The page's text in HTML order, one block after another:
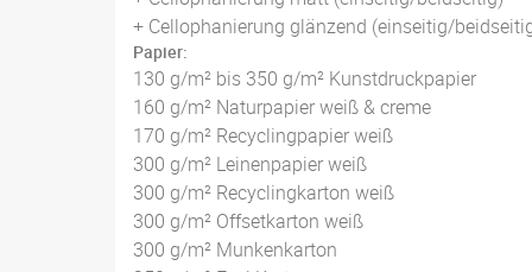
+ Cellophanierung glänzend (einseitig/
Papier:
130 g/m² bis 350 g/m² Kunstdruckpapier
160 g/m² Naturpapier weiß & creme
170 g/m² Recyclingpapier weiß
300 g/m² Leinenpapier weiß
300 g/m² Recyclingkarton weiß
300 g/m² Offsetkarton weiß
300 g/m² Munkenkarton